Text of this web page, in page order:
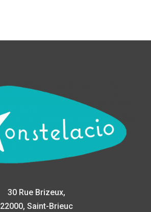
30 Rue Brizeux,
22000, Saint-Brieuc